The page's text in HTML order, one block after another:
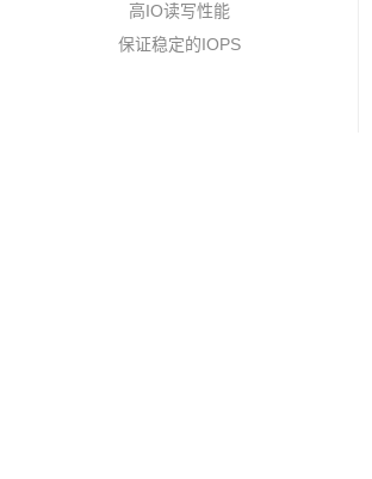
高IO读写性能
保证稳定的IOPS